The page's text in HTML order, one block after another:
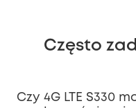
Często
Czy 4G LTE S330